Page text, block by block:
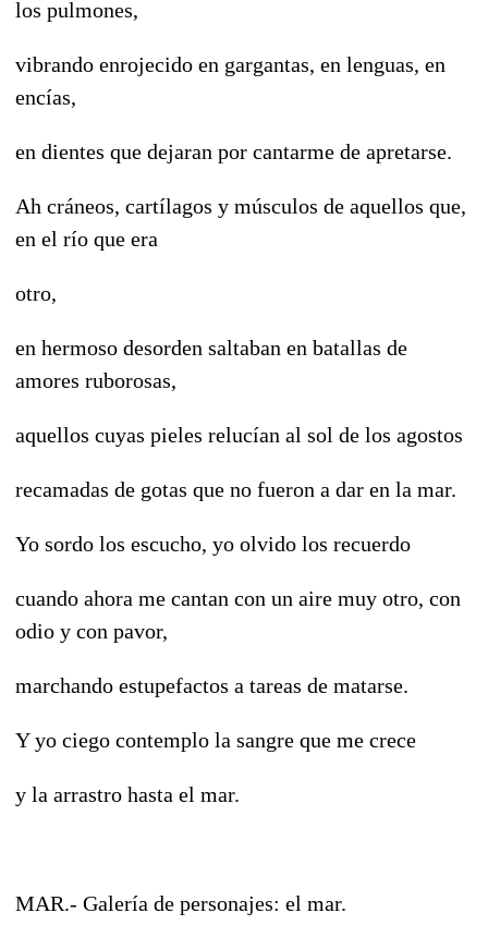
los pulmones,
vibrando enrojecido en gargantas, en lenguas, en
encías,
en dientes que dejaran por cantarme de apretarse.
Ah cráneos, cartílagos y músculos de aquellos que,
en el río que era
otro,
en hermoso desorden saltaban en batallas de
amores ruborosas,
aquellos cuyas pieles relucían al sol de los agostos
recamadas de gotas que no fueron a dar en la mar.
Yo sordo los escucho, yo olvido los recuerdo
cuando ahora me cantan con un aire muy otro, con
odio y con pavor,
marchando estupefactos a tareas de matarse.
Y yo ciego contemplo la sangre que me crece
y la arrastro hasta el mar.
MAR.- Galería de personajes: el mar.